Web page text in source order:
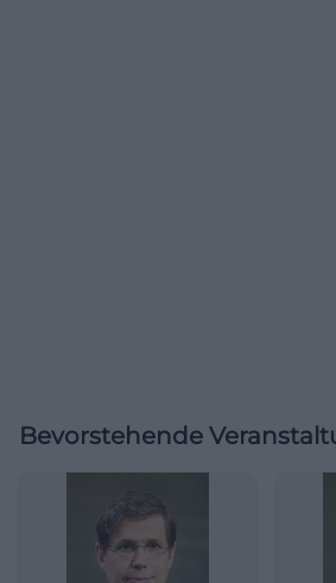
Bevorstehende